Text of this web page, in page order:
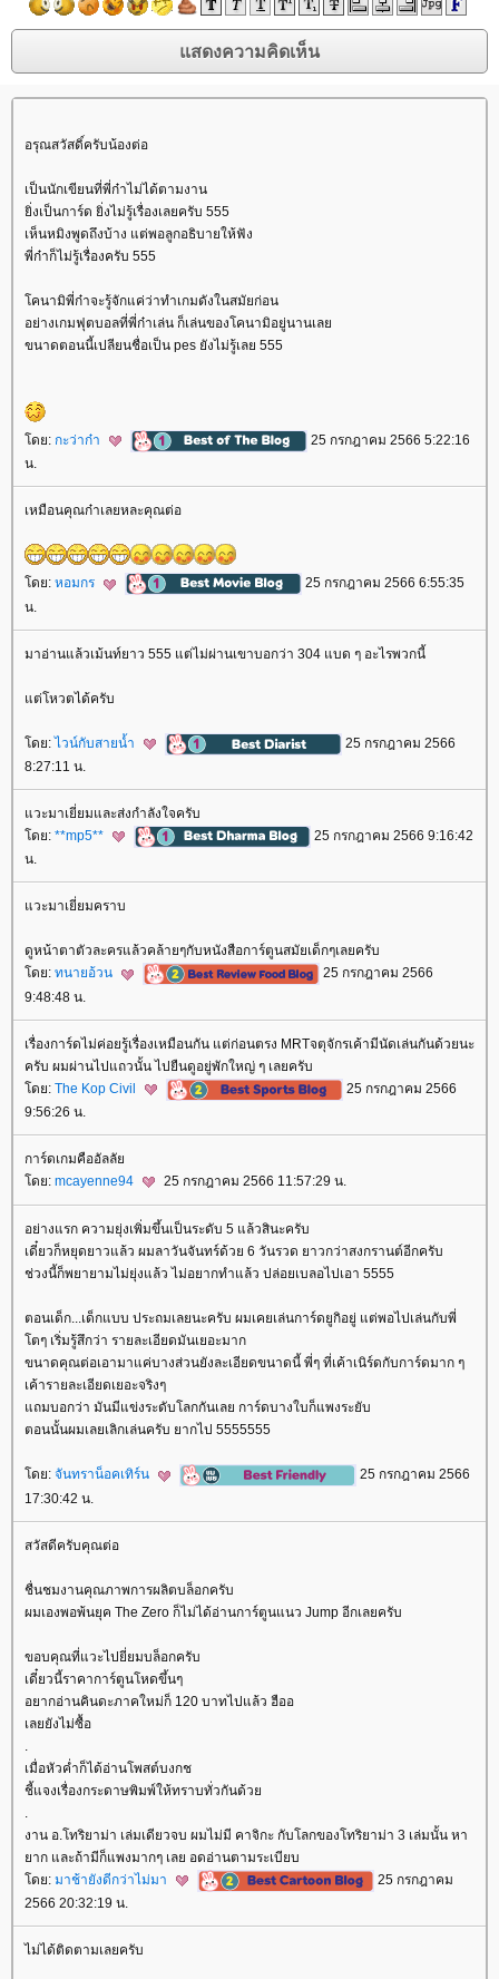
อรุณสวัสดิ์ครับน้องต่อ
เป็นนักเขียนที่พี่ก๋าไม่ได้ตามงาน
ิ่งเป็นการ์ด ยิ่งไม่รู้เรื่องเลยครับ 555
เห็นหมิงพูดถึงบ้าง แต่พอลูกอธิบายให้ฟัง
พี่ก๋าก็ไม่รู้เรื่องครับ 555
คนามิพี่ก๋าจะรู้จักแค่ว่าทำเกมดังในสมัยก่อน
อย่างเกมฟุตบอลที่พี่ก๋าเล่น ก็เล่นของโคนามิอยู่นานเล
ขนาดตอนนี้เปลียนชื่อเป็น pes ยังไม่รู้เลย 555
ดย: กะว่าก๋า
25 กรกฎาคม 2566 5:22:16
น.
เหมือนคุณก๋าเลยหละคุณต่อ
ดย: หอมกร
25 กรกฎาคม 2566 6:55:35
น.
มาอ่านแล้วเม้นท์ยาว 555 แต่ไม่ผ่านเขาบอกว่า 304 แบด ๆ อะไรพวกนี้
ต่โหวตได้ครับ
ดย:ไวน์กับสายน้ำ
25 กรกฎาคม 2566
8:27:11 น.
วะมาเยี่ยมและส่งกำลังใจครับ
ดย: **mp5**
25 กรกฎาคม 2566 9:16:42
น.
วะมาเยี่ยมคราบ
ดูหน้าตาตัวละครแล้วคล้ายๆกับหนังสือการ์ตูนสมัยเด็กๆเลยครับ
ดย: ทนายอ้วน
25 กรกฎาคม 2566
9:48:48 น.
เรื่องการ์ดไม่ค่อยรู้เรื่องเหมือนกัน แต่ก่อนตรง MRTจตุจักรเค้ามีนัดเล่นกันด้วยนะ
ครับ ผมผ่านไปแถวนั้น ไปยืนดูอยู่พักใหญ่ ๆ เลยครับ
ดย: The Kop Civil
25 กรกฎาคม 2566
9:56:26 น.
การ์ดเกมคืออัลลั
ดย: mcayenne94 25 กรกฎาคม 2566 11:57:29 น.
อย่างแรก ความยุ่งเพิ่มขึ้นเป็นระดับ 5 แล้วสินะครับ
เดี๋ยวก็หยุดยาวแล้ว ผมลาวันจันทร์ด้วย 6 วันรวด ยาวกว่าสงกรานต์อีกครับ
ช่วงนี้ก็พยายามไม่ยุ่งแล้ว ไม่อยากทำแล้ว ปล่อยเบลอไปเอา 5555
ตอนเด็ก...เด็กแบบ ประถมเลยนะครับ ผมเคยเล่นการ์ดยูกิอยู่ แต่พอไปเล่นกับพี่
ตๆ เริ่มรู้สึกว่า รายละเอียดมันเยอะมาก
ขนาดคุณต่อเอามาแค่บางส่วนยังละเอียดขนาดนี้ พี่ๆ ที่เค้าเนิร์ดกับการ์ดมาก ๆ
เค้ารายละเอียดเยอะจริงๆ
ถมบอกว่า มันมีแข่งระดับโลกกันเลย การ์ดบางใบก็แพงระยับ
ตอนนั้นผมเลยเลิกเล่นครับ ยากไป 5555555
ดย: จันทราน็อคเทิร์น
25 กรกฎาคม 2566
17:30:42 น.
สวัสดีครับคุณต่อ
ชื่นชมงานคุณภาพการผลิตบล็อกครับ
ผมเองพอพ้นยุค The Zero ก็ไม่ได้อ่านการ์ตูนแนว Jump อีกเลยครับ
ขอบคุณที่แวะไปยี่ยมบล็อกครับ
เดี๋ยวนี้ราคาการ์ตูนโหดขึ้นๆ
อยากอ่านคินดะภาคใหม่ก็ 120 บาทไปแล้ว ฮืออ
เลยยังไม่ซื้อ
เมื่อหัวค่ำก็ได้อ่านโพสต์บงกช
ชี้แจงเรื่องกระดาษพิมพ์ให้ทราบทั่วกันด้ว
งาน อ.โทริยาม่า เล่มเดียวจบ ผมไม่มี คาจิกะ กับโลกของโทริยาม่า 3 เล่มนั้น หา
าก และถ้ามีก็แพงมากๆ เลย อดอ่านตามระเบียบ
ดย: มาช้ายังดีกว่าไม่มา
25 กรกฎาคม
2566 20:32:19 น.
ไม่ได้ติดตามเลยครับ